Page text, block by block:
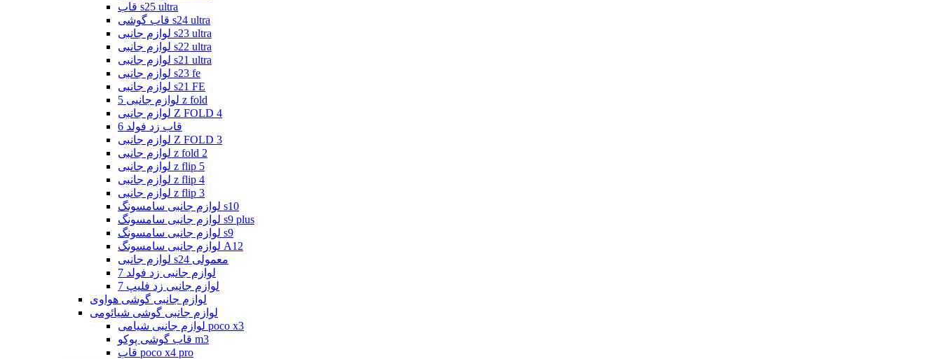
قاب s25 ultra
قاب گوشی s24 ultra
لوازم جانبی s23 ultra
لوازم جانبی s22 ultra
لوازم جانبی s21 ultra
لوازم جانبی s23 fe
لوازم جانبی s21 FE
لوازم جانبی 5 z fold
لوازم جانبی Z FOLD 4
قاب زد فولد 6
لوازم جانبی Z FOLD 3
لوازم جانبی z fold 2
لوازم جانبی z flip 5
لوازم جانبی z flip 4
لوازم جانبی z flip 3
لوازم جانبی سامسونگ s10
لوازم جانبی سامسونگ s9 plus
لوازم جانبی سامسونگ s9
لوازم جانبی سامسونگ A12
لوازم جانبی s24 معمولی
لوازم جانبی زد فولد 7
لوازم جانبی زد فلیپ 7
لوازم جانبی گوشی هواوی
لوازم جانبی گوشی شیائومی
لوازم جانبی شیامی poco x3
قاب گوشی پوکو m3
قاب poco x4 pro